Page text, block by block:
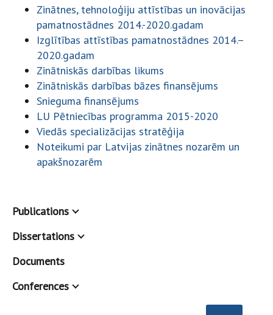
Zinātnes, tehnoloģiju attīstības un inovācijas
pamatnostādnes 2014.-2020.gadam
Izglītības attīstības pamatnostādnes 2014.–
2020.gadam
Zinātniskās darbības likums
Zinātniskās darbības bāzes finansējums
Snieguma finansējums
LU Pētniecības programma 2015-2020
Viedās specializācijas stratēģija
Noteikumi par Latvijas zinātnes nozarēm un
apakšnozarēm
Publications
Dissertations
Documents
Conferences